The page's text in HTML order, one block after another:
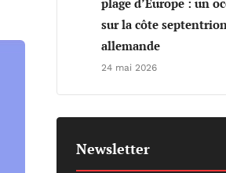
plage d’Europe : un
sur la côte
allemande
24 mai 2026
Newsletter